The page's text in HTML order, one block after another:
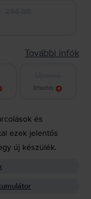
További infók
Értesítés
és
ezek jelentős
új készülék.